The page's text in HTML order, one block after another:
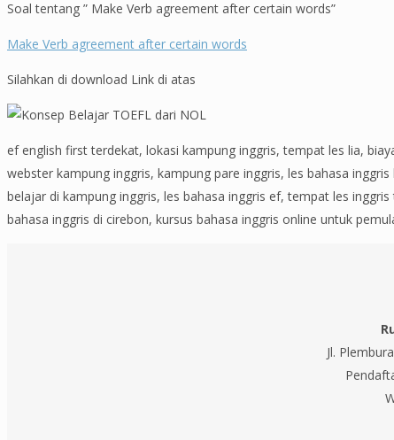
Soal tentang ” Make Verb agreement after certain words”
Make Verb agreement after certain words
Silahkan di download Link di atas
ef english first terdekat, lokasi kampung inggris, tempat les lia,
webster kampung inggris, kampung pare inggris, les bahasa
belajar di kampung inggris, les bahasa inggris ef, tempat les
bahasa inggris di cirebon, kursus bahasa inggris online untuk
Jl.